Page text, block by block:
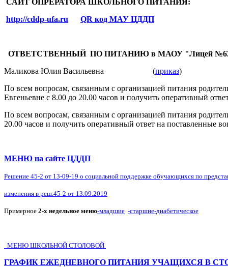
http://cddp-ufa.ru
QR код МАУ ЦДДП
ОТВЕТСТВЕННЫЙ ПО ПИТАНИЮ в МАОУ "Лицей
Маликова Юлия Васильевна
(приказ)
По всем вопросам, связанным с организацией питания
Евгеньевне с 8.00 до 20.00 часов и получить оперативный
По всем вопросам, связанным с организацией питания
20.00 часов и получить оперативный ответ на поставленные
МЕНЮ на сайте ЦДДП
Решение 45-2 от 13-09-19 о социальной поддержке обучающихся по
изменения в реш.45-2 от 13.09.2019
Примерное 2-х недельное меню-младшие -старшие-диабетическое
МЕНЮ ШКОЛЬНОЙ СТОЛОВОЙ
ГРАФИК ЕЖЕДНЕВНОГО ПИТАНИЯ УЧАЩИХСЯ В